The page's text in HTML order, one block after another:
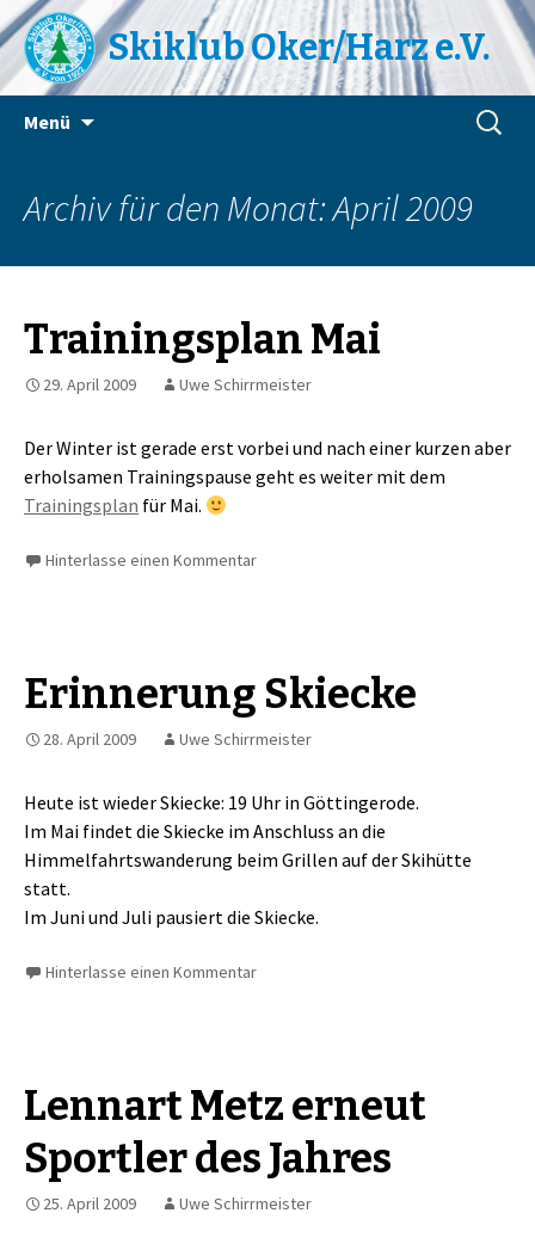
Skiklub Oker/Harz e.V.
Menü
Suchen
nach:
Archiv für den Monat: April 2009
Trainingsplan Mai
29. April 2009 Uwe Schirrmeister
Der Winter ist gerade erst vorbei und nach einer kurzen aber
erholsamen Trainingspause geht es weiter mit dem
Trainingsplan für Mai.
Hinterlasse einen Kommentar
Erinnerung Skiecke
28. April 2009 Uwe Schirrmeister
Heute ist wieder Skiecke: 19 Uhr in Göttingerode.
Im Mai findet die Skiecke im Anschluss an die
Himmelfahrtswanderung beim Grillen auf der Skihütte
statt.
Im Juni und Juli pausiert die Skiecke.
Hinterlasse einen Kommentar
Lennart Metz erneut
Sportler des Jahres
25. April 2009 Uwe Schirrmeister